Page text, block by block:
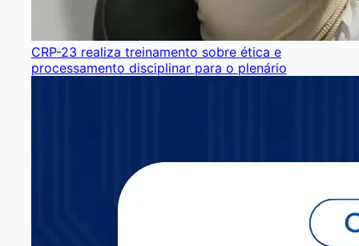
CRP-23 realiza treinamento sobre ética e
processamento disciplinar para o plenário